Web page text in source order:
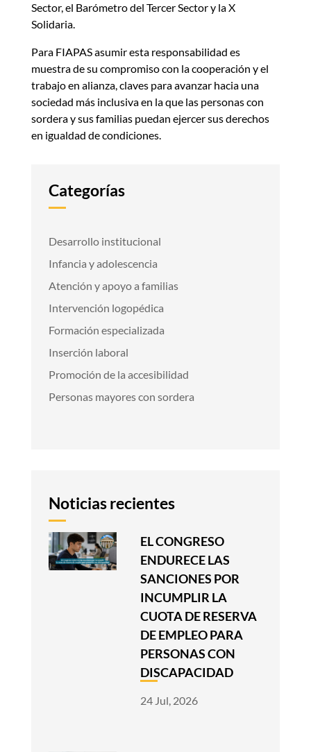
Sector, el Barómetro del Tercer Sector y la X
Solidaria.
Para FIAPAS asumir esta responsabilidad es
muestra de su compromiso con la cooperación y el
trabajo en alianza, claves para avanzar hacia una
sociedad más inclusiva en la que las personas con
sordera y sus familias puedan ejercer sus derechos
en igualdad de condiciones.
Categorías
Desarrollo institucional
Infancia y adolescencia
Atención y apoyo a familias
Intervención logopédica
Formación especializada
Inserción laboral
Promoción de la accesibilidad
Personas mayores con sordera
EL CONGRESO
ENDURECE LAS
SANCIONES POR
INCUMPLIR LA
CUOTA DE RESERVA
DE EMPLEO PARA
PERSONAS CON
DISCAPACIDAD
24 Jul, 2026
Noticias recientes